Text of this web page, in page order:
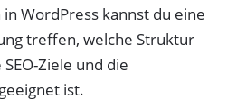
WordPress kannst du eine
treffen, welche Struktur
Ziele und die
ist.